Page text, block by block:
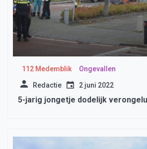
112 Medemblik Ongevallen
Redactie 2 juni 2022
5-jarig jongetje dodelijk